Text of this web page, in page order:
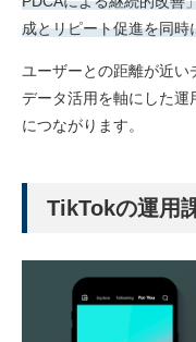
成とリピート促進を同時
ユーザーとの距離が近い
データ活用を軸にした
につながります。
TikTokの運用